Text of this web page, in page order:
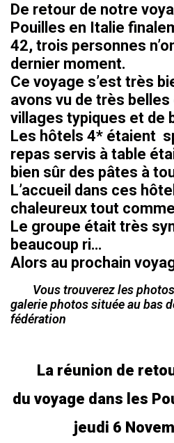
De retour de notre
Pouilles en Italie
42, trois personnes
dernier moment.
Ce voyage s’est très
avons vu de très
villages typiques et de
Les hôtels 4* étaient
repas servis à table
bien sûr des pâtes à
L’accueil dans ces
chaleureux tout
Le groupe était très
beaucoup ri…
Alors au prochain
Vous trouverez les
galerie photos située au bas
fédération
La réunion de
du voyage dans les
jeudi 6